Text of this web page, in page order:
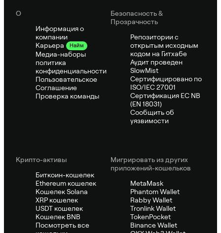
О
Информация о
компании
Карьера
Найм
Медиа-наборы
политика
конфиденциальности
Пользовательское
Соглашение
Проверка команды
Безопасность &
Прозрачность
Репозитории с
открытым исходным
кодом на Гитхабе
Аудит проведен
SlowMist
Сертифицировано по
ISO/IEC 27001
Сертификация ЕС NB
(EN 18031)
Сообщить об
уязвимости
Крипто-активы
Биткоин-кошелек
Ethereum кошелек
Кошелек Solana
XRP кошелек
USDT кошелек
Кошелек BNB
Посмотреть все
Мигрировать из других
приложений-кошельков
MetaMask
Phantom Wallet
Rabby Wallet
Tronlink Wallet
TokenPocket
Binance Wallet